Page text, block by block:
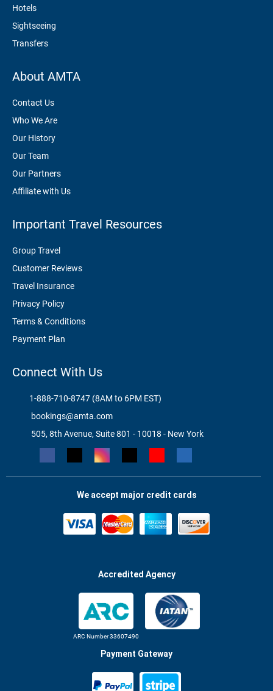
Hotels
Sightseeing
Transfers
About AMTA
Contact Us
Who We Are
Our History
Our Team
Our Partners
Affiliate with Us
Important Travel Resources
Group Travel
Customer Reviews
Travel Insurance
Privacy Policy
Terms & Conditions
Payment Plan
Connect With Us
1-888-710-8747 (8AM to 6PM EST)
bookings@amta.com
505, 8th Avenue, Suite 801 - 10018 - New York
We accept major credit cards
Accredited Agency
ARC Number 33607490
Payment Gateway